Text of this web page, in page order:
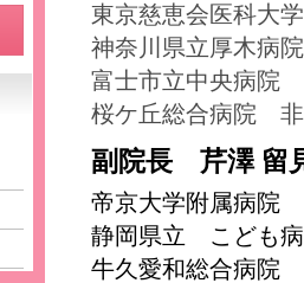
東京慈恵会医科大
神奈川県立厚木
富士市立中央病
桜ケ丘総合病院
副院長 芹澤 留
帝京大学附属病院
静岡県立 こども
牛久愛和総合病院